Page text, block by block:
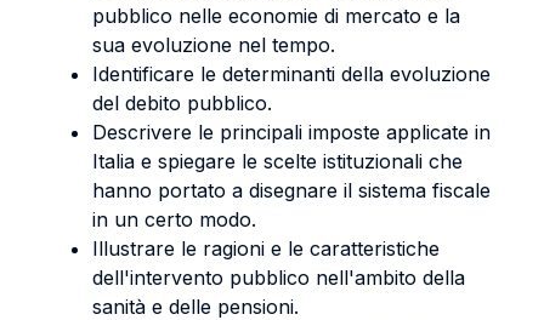
pubblico nelle economie di mercato e la
sua evoluzione nel tempo.
Identificare le determinanti della evoluzione
del debito pubblico.
Descrivere le principali imposte applicate in
Italia e spiegare le scelte istituzionali che
hanno portato a disegnare il sistema fiscale
in un certo modo.
Illustrare le ragioni e le caratteristiche
dell'intervento pubblico nell'ambito della
sanità e delle pensioni.